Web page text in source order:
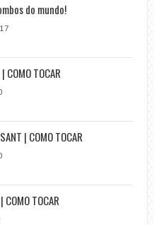
do mundo!
COMO TOCAR
| COMO TOCAR
COMO TOCAR